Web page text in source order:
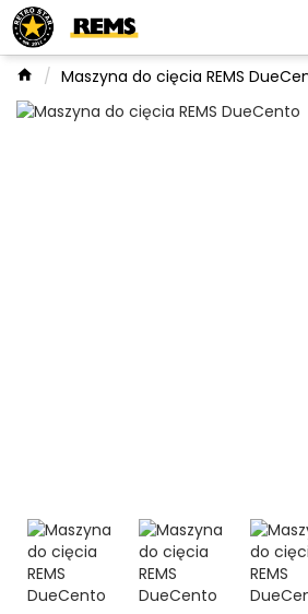
Maszyna do cięcia REMS